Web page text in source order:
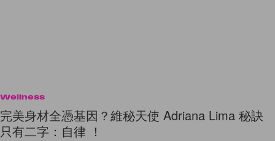
Wellness
完美身材全憑基因？維秘天使 Adriana Lima 秘訣
只有二字：自律 ！